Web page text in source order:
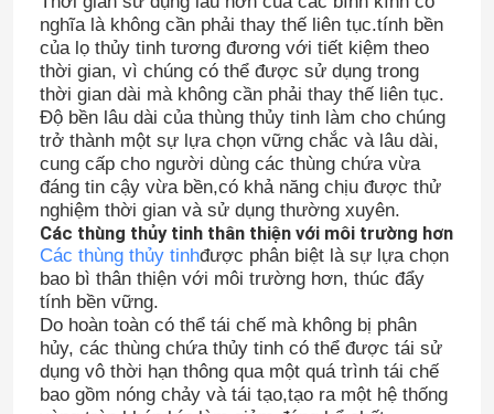
nghĩa là không cần phải thay thế liên tục.tính bền
của lọ thủy tinh tương đương với tiết kiệm theo
thời gian, vì chúng có thể được sử dụng trong
thời gian dài mà không cần phải thay thế liên tục.
Độ bền lâu dài của thùng thủy tinh làm cho chúng
trở thành một sự lựa chọn vững chắc và lâu dài,
cung cấp cho người dùng các thùng chứa vừa
đáng tin cậy vừa bền,có khả năng chịu được thử
nghiệm thời gian và sử dụng thường xuyên.
Các thùng thủy tinh thân thiện với môi trường hơn
Các thùng thủy tinhđược phân biệt là sự lựa chọn
bao bì thân thiện với môi trường hơn, thúc đẩy
tính bền vững.
Do hoàn toàn có thể tái chế mà không bị phân
hủy, các thùng chứa thủy tinh có thể được tái sử
dụng vô thời hạn thông qua một quá trình tái chế
bao gồm nóng chảy và tái tạo,tạo ra một hệ thống